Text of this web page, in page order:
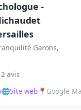
-
Garons,
2 avis
🌐Site web 📍 Google